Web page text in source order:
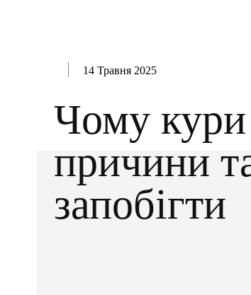
14 Травня 2025
Чому кури
причини
запобігти